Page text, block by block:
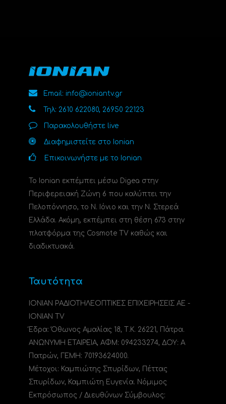
Email: info@ioniantv.gr
Τηλ: 2610 622080, 26950 22123
Παρακολουθήστε live
Διαφημιστείτε στο Ionian
Επικοινωνήστε με το Ionian
Το Ionian εκπέμπει μέσω Digea στην
Περιφερειακή Ζώνη 6 που καλύπτει την
Πελοπόννησο, το N. Ιόνιο και την Ν. Στερεά
Ελλάδα. Ακόμη, εκπέμπει στη θέση 673 στην
πλατφόρμα της Cosmote TV καθώς και
διαδικτυακά.
Ταυτότητα
ΙΟΝΙΑΝ ΡΑΔΙΟΤΗΛΕΟΠΤΙΚΕΣ ΕΠΙΧΕΙΡΗΣΕΙΣ ΑΕ -
IONIAN TV
Έδρα: Όθωνος Αμαλίας 18, Τ.Κ. 26221, Πάτρα.
ΑΝΩΝΥΜΗ ΕΤΑΙΡΕΙΑ, ΑΦΜ: 094233274, ΔΟΥ: A
Πατρών, ΓΕΜΗ: 70193624000.
Μέτοχοι: Καμπιώτης Σπυρίδων, Πέττας
Σπυρίδων, Καμπιώτη Ευγενία. Νόμιμος
Εκπρόσωπος / Διευθύνων Σύμβουλος: